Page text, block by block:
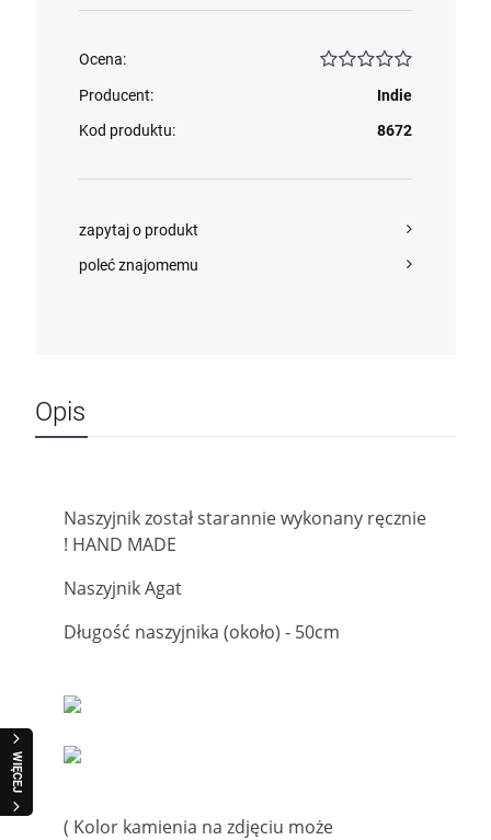
WIĘCEJ
Ocena:
Producent:
Indie
Kod produktu:
8672
zapytaj o produkt
poleć znajomemu
Opis
Naszyjnik został starannie wykonany ręcznie
! HAND MADE
Naszyjnik Agat
Długość naszyjnika (około) - 50cm
( Kolor kamienia na zdjęciu może